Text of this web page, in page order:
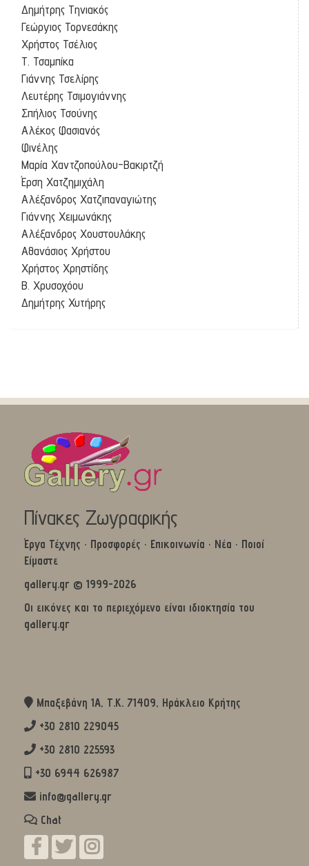
Δημήτρης Τηνιακός
Γεώργιος Τορνεσάκης
Χρήστος Τσέλιος
Τ. Τσαμπίκα
Γιάννης Τσελίρης
Λευτέρης Τσιμογιάννης
Σπήλιος Τσούνης
Αλέκος Φασιανός
Φινέλης
Μαρία Χαντζοπούλου-Βακιρτζή
Έρση Χατζημιχάλη
Αλέξανδρος Χατζιπαναγιώτης
Γιάννης Χειμωνάκης
Αλέξανδρος Χουστουλάκης
Αθανάσιος Χρήστου
Χρήστος Χρηστίδης
Β. Χρυσοχόου
Δημήτρης Χυτήρης
Πίνακες Ζωγραφικής
Έργα Τέχνης · Προσφορές · Επικοινωνία · Νέα · Ποιοί
Είμαστε
gallery.gr © 1999-2026
Οι εικόνες και το περιεχόμενο είναι ιδιοκτησία του
gallery.gr
Μπαξεβάνη 1Α, Τ.Κ. 71409, Ηράκλειο Κρήτης
+30 2810 229045
+30 2810 225593
+30 6944 626987
info@gallery.gr
Chat